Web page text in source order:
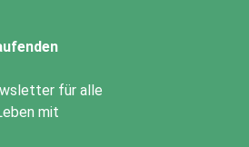
für alle
mit